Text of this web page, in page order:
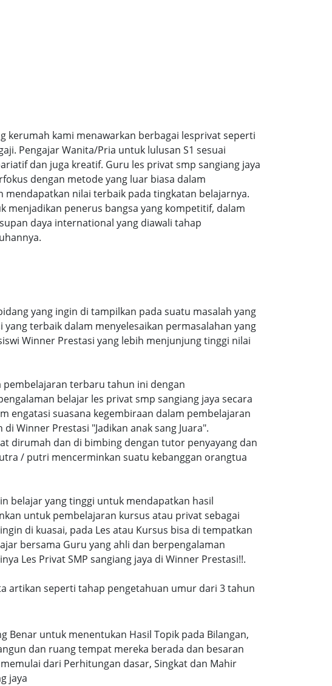
kerumah kami menawarkan berbagai lesprivat seperti
Pengajar Wanita/Pria untuk lulusan S1 sesuai
dan juga kreatif. Guru les privat smp sangiang jaya
dengan metode yang luar biasa dalam
nilai terbaik pada tingkatan belajarnya.
menjadikan penerus bangsa yang kompetitif, dalam
daya international yang diawali tahap
yang ingin di tampilkan pada suatu masalah yang
terbaik dalam menyelesaikan permasalahan yang
Winner Prestasi yang lebih menjunjung tinggi nilai
pembelajaran terbaru tahun ini dengan
belajar les privat smp sangiang jaya secara
engatasi suasana kegembiraan dalam pembelajaran
Winner Prestasi "Jadikan anak sang Juara".
dirumah dan di bimbing dengan tutor penyayang dan
/ putri mencerminkan suatu kebanggan orangtua
belajar yang tinggi untuk mendapatkan hasil
untuk pembelajaran kursus atau privat sebagai
di kuasai, pada Les atau Kursus bisa di tempatkan
bersama Guru yang ahli dan berpengalaman
Les Privat SMP sangiang jaya di Winner Prestasi!!.
artikan seperti tahap pengetahuan umur dari 3 tahun
Benar untuk menentukan Hasil Topik pada Bilangan,
dan ruang tempat mereka berada dan besaran
dari Perhitungan dasar, Singkat dan Mahir
jaya